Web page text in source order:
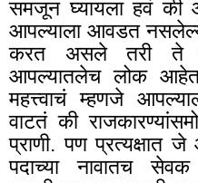
समजून घ्यायला हवं
आपल्याला आवडत
करत असले तरी ते
आपल्यातलेच लोक आहेत.
महत्त्वाचं म्हणजे
वाटतं की
प्राणी. पण
पदाच्या नावातच